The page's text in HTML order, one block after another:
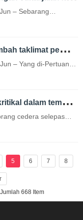
– Sebarang
cadangan
akan
dibincangkan…
A
gong dipersembah taklimat pembangunan negeri Johor
– Yang di-Pertuan
berkenan menerima
Pasir Pelangi…1
2 cedera, dua kritikal dalam tembakan di festival, Ohio
cedera selepas
dua
Ohio, Amerika
5 6 7 8
668 Item